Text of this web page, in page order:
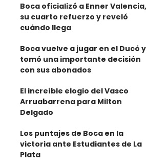
Boca oficializó a Enner Valencia,
su cuarto refuerzo y reveló
cuándo llega
Boca vuelve a jugar en el Ducó y
tomó una importante decisión
con sus abonados
El increíble elogio del Vasco
Arruabarrena para Milton
Delgado
Los puntajes de Boca en la
victoria ante Estudiantes de La
Plata